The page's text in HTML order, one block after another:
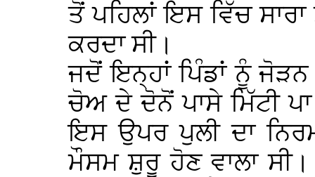
ਤੋਂ ਪਹਿਲਾਂ ਇਸ ਵਿੱਚ ਸਾਰਾ
ਕਰਦਾ ਸੀ।
ਜਦੋਂ ਇਨ੍ਹਾਂ ਪਿੰਡਾਂ ਨੂੰ
ਚੋਅ ਦੇ ਦੋਨੋਂ ਪਾਸੇ ਮਿੱਟੀ
ਇਸ ਉਪਰ ਪੁਲੀ ਦਾ
ਮੌਸਮ ਸ਼ੁਰੂ ਹੋਣ ਵਾਲਾ